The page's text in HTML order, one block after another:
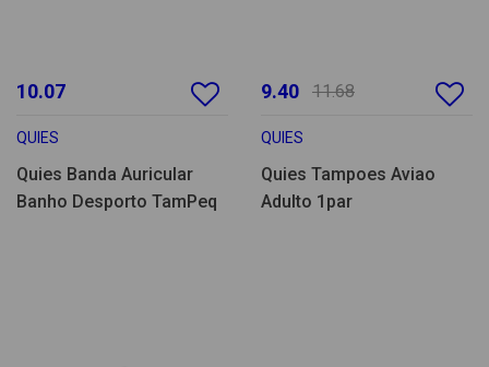
10.07
QUIES
Quies Banda Auricular
Banho Desporto TamPeq
9.40 11.68
QUIES
Quies Tampoes Aviao
Adulto 1par